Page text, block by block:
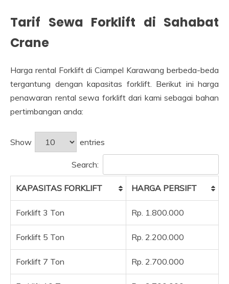
Tarif Sewa Forklift di Sahabat
Crane
Harga rental Forklift di Ciampel Karawang berbeda-beda
tergantung dengan kapasitas forklift. Berikut ini harga
penawaran rental sewa forklift dari kami sebagai bahan
pertimbangan anda:
Show entries
Search:
KAPASITAS FORKLIFT HARGA PERSIFT
Forklift 3 Ton Rp. 1.800.000
Forklift 5 Ton Rp. 2.200.000
Forklift 7 Ton Rp. 2.700.000